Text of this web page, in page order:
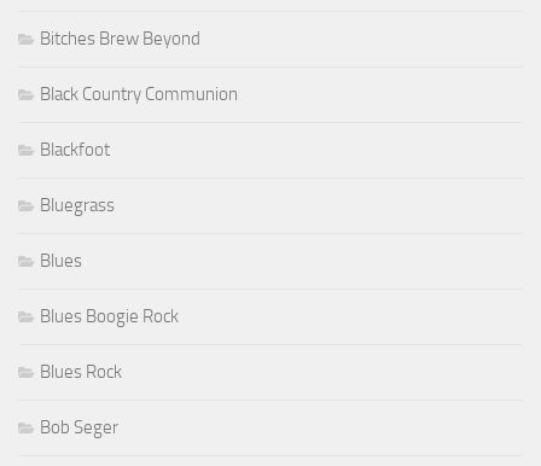
Bitches Brew Beyond
Black Country Communion
Blackfoot
Bluegrass
Blues
Blues Boogie Rock
Blues Rock
Bob Seger